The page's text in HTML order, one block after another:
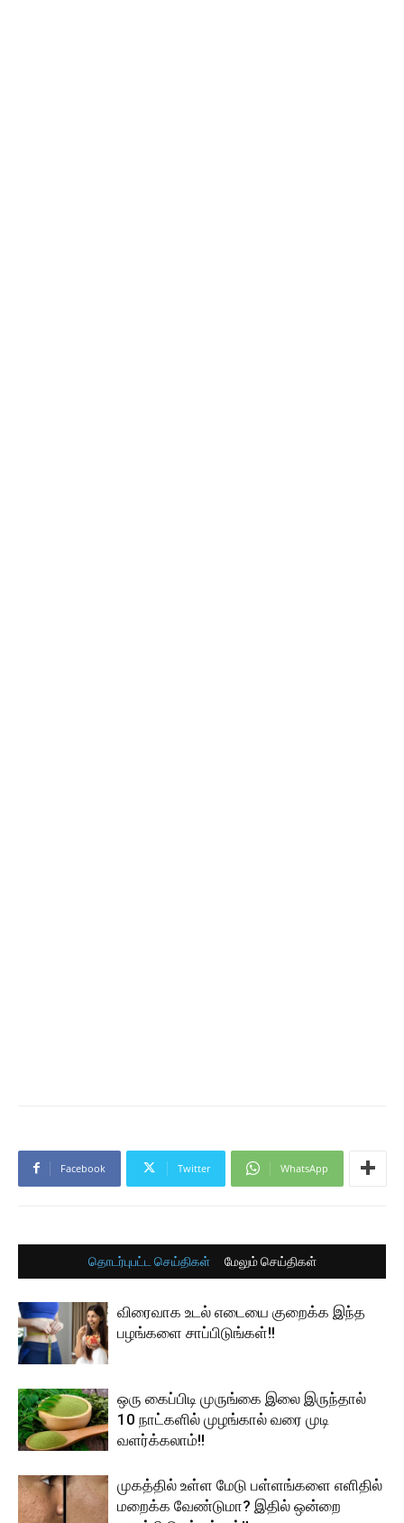
Facebook Twitter WhatsApp
தொடர்புபட்ட செய்திகள் மேலும் செய்திகள்
விரைவாக உடல் எடையை குறைக்க இந்த
பழங்களை சாப்பிடுங்கள்!!
ஒரு கைப்பிடி முருங்கை இலை இருந்தால்
10 நாட்களில் முழங்கால் வரை முடி
வளர்க்கலாம்!!
முகத்தில் உள்ள மேடு பள்ளங்களை எளிதில்
மறைக்க வேண்டுமா? இதில் ஒன்றை